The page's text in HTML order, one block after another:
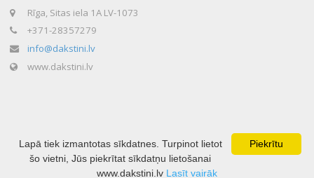
Rīga, Sitas iela 1A LV-1073
+371-28357279
info@dakstini.lv
www.dakstini.lv
Copyright © 2020 Lone Baltika Developed byMājas lapu izveide
Piekrītu
Lapā tiek izmantotas sīkdatnes. Turpinot lietot
šo vietni, Jūs piekrītat sīkdatņu lietošanai
www.dakstini.lv Lasīt vairāk